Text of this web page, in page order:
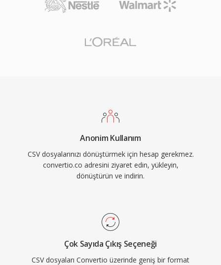
Anonim Kullanım
CSV dosyalarınızı dönüştürmek için hesap gerekmez.
convertio.co adresini ziyaret edin, yükleyin,
dönüştürün ve indirin.
Çok Sayıda Çıkış Seçeneği
CSV dosyaları Convertio üzerinde geniş bir format